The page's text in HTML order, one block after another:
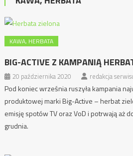
KAWA, HERBATA
BIG-ACTIVE Z KAMPANIĄ
20 października 2020 redakcja
Pod koniec września ruszyła kampania
produktowej marki Big-Active – herbat
emisję spotów TV oraz VoD i potrwają aż
grudnia.